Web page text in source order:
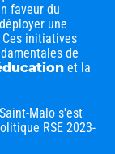
faveur du
une
Ces initiatives
de
et la
Malo s'est
RSE 2023-